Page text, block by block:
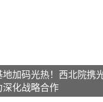
加码光热！西北院携
化战略合作